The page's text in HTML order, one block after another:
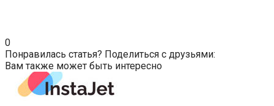
0
Понравилась статья? Поделиться с друзьями:
Вам также может быть интересно